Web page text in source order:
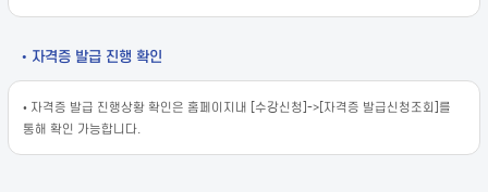
• 자격증 발급 진행 확인
• 자격증 발급 진행상황 확인은 홈페이지내 [수강신청]->[자격증 발급신청조회]를
통해 확인 가능합니다.